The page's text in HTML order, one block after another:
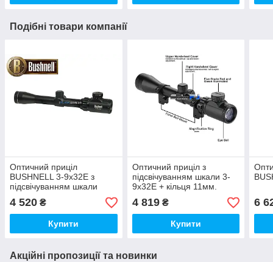
Подібні товари компанії
Оптичний приціл
BUSHNELL 3-9x32E з
підсвічуванням шкали
4 520 ₴
Купити
Оптичний приціл з
підсвічуванням шкали 3-
9x32E + кільця 11мм.
4 819₴
Купити
6
Акційні пропозиції та новинки